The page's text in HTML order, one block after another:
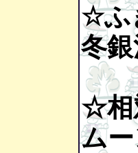
☆ふ
冬銀
☆相
ム